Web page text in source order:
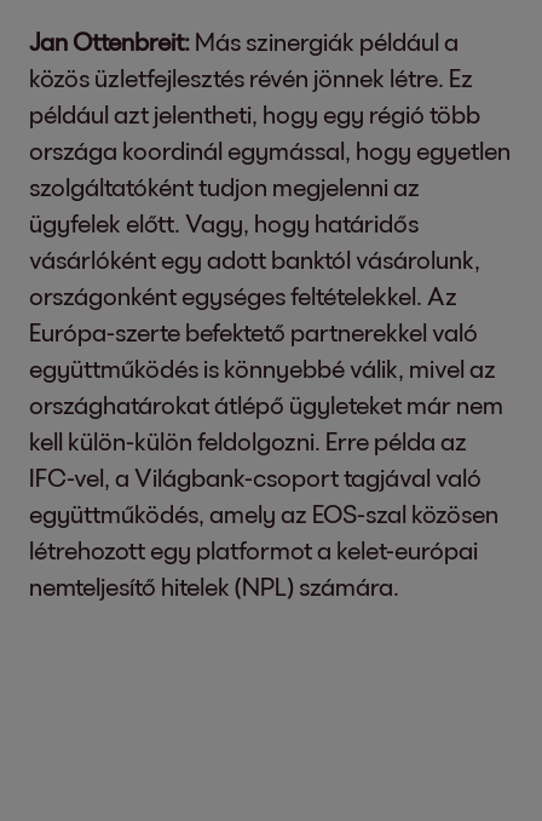
Jan Ottenbreit: Más szinergiák például a
közös üzletfejlesztés révén jönnek létre. Ez
például azt jelentheti, hogy egy régió több
országa koordinál egymással, hogy egyetlen
szolgáltatóként tudjon megjelenni az
ügyfelek előtt. Vagy, hogy határidős
vásárlóként egy adott banktól vásárolunk,
országonként egységes feltételekkel. Az
Európa-szerte befektető partnerekkel való
együttműködés is könnyebbé válik, mivel az
országhatárokat átlépő ügyleteket már nem
kell külön-külön feldolgozni. Erre példa az
IFC-vel, a Világbank-csoport tagjával való
együttműködés, amely az EOS-szal közösen
létrehozott egy platformot a kelet-európai
nemteljesítő hitelek (NPL) számára.